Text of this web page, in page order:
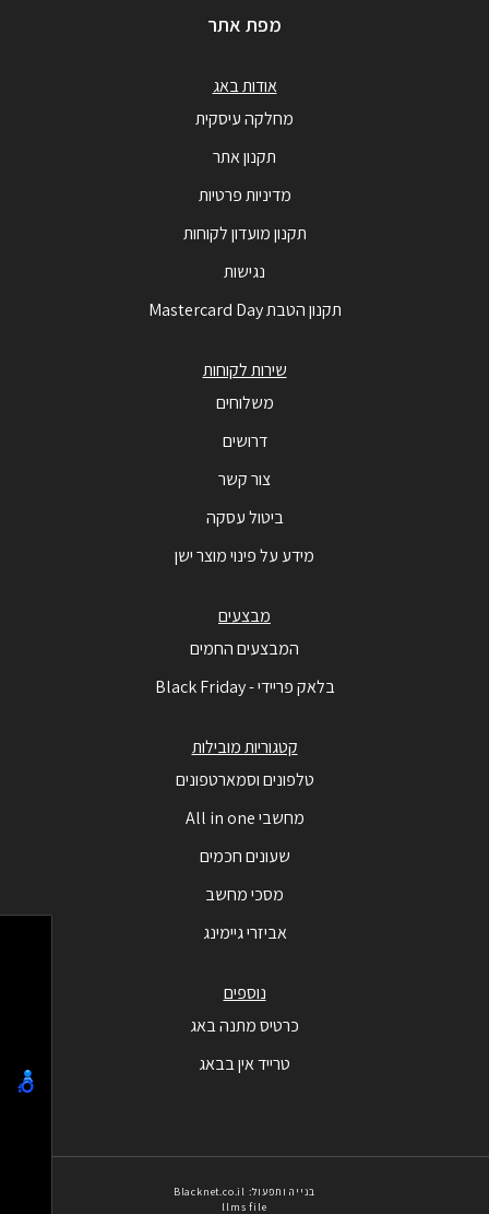
מפת אתר
אודות באג
מחלקה עיסקית
תקנון אתר
מדיניות פרטיות
תקנון מועדון לקוחות
נגישות
תקנון הטבת Mastercard Day
שירות לקוחות
משלוחים
דרושים
צור קשר
ביטול עסקה
מידע על פינוי מוצר ישן
מבצעים
המבצעים החמים
בלאק פריידי - Black Friday
קטגוריות מובילות
טלפונים וסמארטפונים
מחשבי All in one
שעונים חכמים
מסכי מחשב
אביזרי גיימינג
נוספים
כרטיס מתנה באג
טרייד אין בבאג
בנייה ותפעול: Blacknet.co.il
llms file